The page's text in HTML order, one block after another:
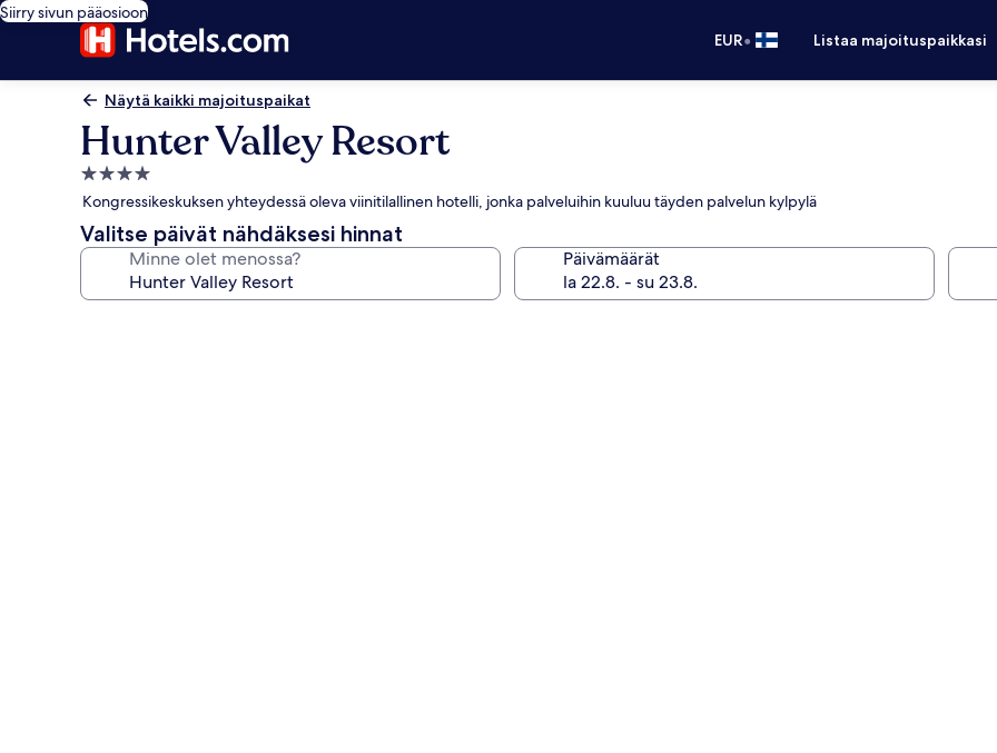
Siirry sivun pääosioon
EUR• Listaa majoituspaikkasi
Näytä kaikki majoituspaikat
Hunter Valley Resort
4.0
tähden
majoituspaikka
Kongressikeskuksen yhteydessä oleva viinitilallinen hotelli, jonka palveluihin kuuluu täyden palvelun kylpylä
Valitse päivät nähdäksesi hinnat
Minne olet menossa? Päivämäärät